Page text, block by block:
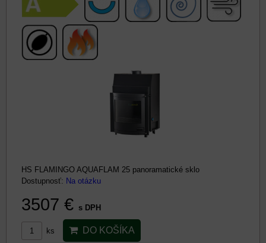
HS FLAMINGO AQUAFLAM 25 panoramatické sklo
Dostupnosť: Na otázku
3507 € s DPH
ks DO KOŠÍKA